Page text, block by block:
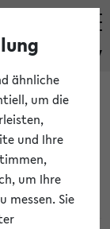
eKVV
ähnliche
um die
und Ihre
um Ihre
messen. Sie